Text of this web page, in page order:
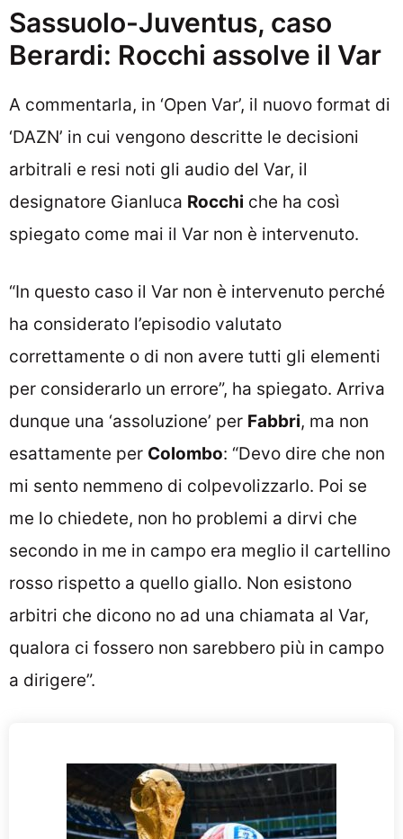
Sassuolo-Juventus, caso
Berardi: Rocchi assolve il Var
A commentarla, in ‘Open Var’, il nuovo format di
‘DAZN’ in cui vengono descritte le decisioni
arbitrali e resi noti gli audio del Var, il
designatore Gianluca Rocchi che ha così
spiegato come mai il Var non è intervenuto.
“In questo caso il Var non è intervenuto perché
ha considerato l’episodio valutato
correttamente o di non avere tutti gli elementi
per considerarlo un errore”, ha spiegato. Arriva
dunque una ‘assoluzione’ per Fabbri, ma non
esattamente per Colombo: “Devo dire che non
mi sento nemmeno di colpevolizzarlo. Poi se
me lo chiedete, non ho problemi a dirvi che
secondo in me in campo era meglio il cartellino
rosso rispetto a quello giallo. Non esistono
arbitri che dicono no ad una chiamata al Var,
qualora ci fossero non sarebbero più in campo
a dirigere”.